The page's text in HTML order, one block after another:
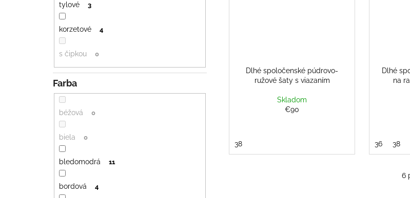
tylové 3
korzetové 4
s čipkou 0
Farba
béžová 0
biela 0
bledomodrá 11
bordová 4
Dlhé spoločenské púdrovo-
ružové šaty s viazaním
Skladom
€90
38
Dlhé
na
36 38
6